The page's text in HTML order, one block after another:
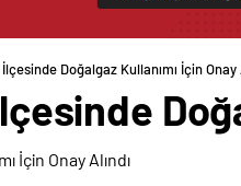
Doğalgaz Kullanımı İçin Onay